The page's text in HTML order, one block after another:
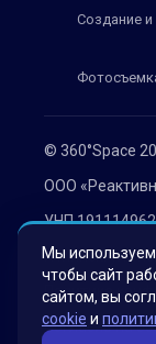
© 360°Space
ООО
УНП 191114962
г. Минск, ул.
Политика
Согласие на
Создание
Мы
чтобы сайт
сайтом, вы
cookie и